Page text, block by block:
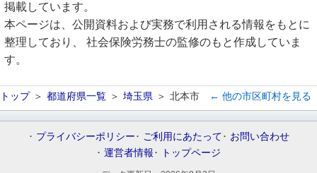
掲載しています。
本ページは、公開資料および実務で利用される情報をもとに
整理しており、 社会保険労務士の監修のもと作成していま
す。
トップ 都道府県一覧 埼玉県 北本市 ← 他の市区町村を見る
プライバシーポリシー ご利用にあたって
お問い合わせ
運営者情報
トップページ